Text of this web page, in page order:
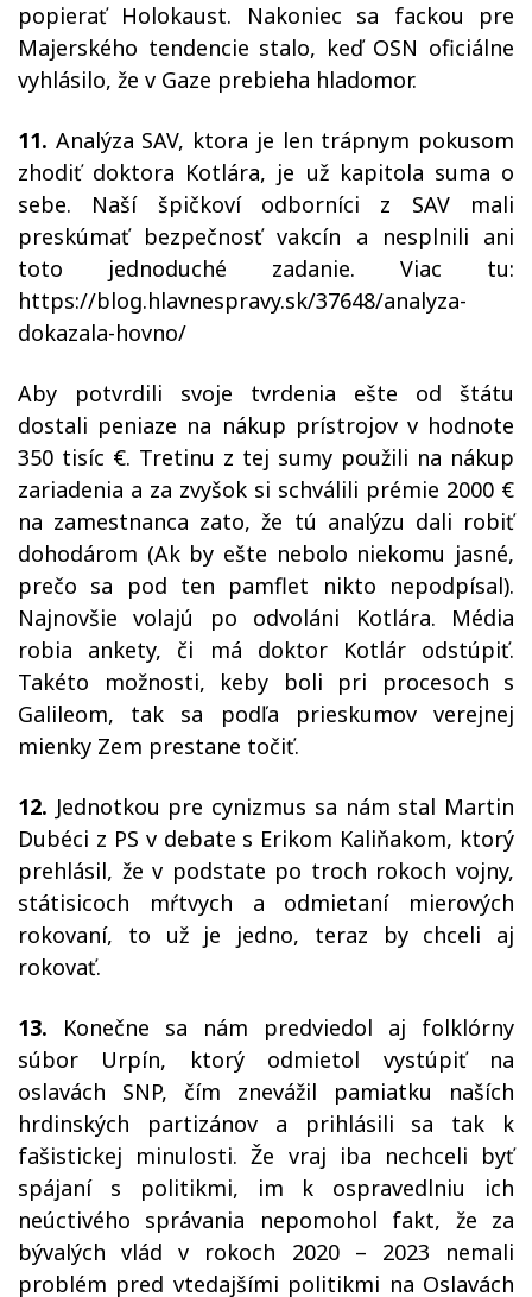
popierať Holokaust. Nakoniec sa fackou pre
Majerského tendencie stalo, keď OSN oficiálne
vyhlásilo, že v Gaze prebieha hladomor.
11. Analýza SAV, ktora je len trápnym pokusom
zhodiť doktora Kotlára, je už kapitola suma o
sebe. Naší špičkoví odborníci z SAV mali
preskúmať bezpečnosť vakcín a nesplnili ani
toto jednoduché zadanie. Viac tu:
https://blog.hlavnespravy.sk/37648/analyza-
dokazala-hovno/
Aby potvrdili svoje tvrdenia ešte od štátu
dostali peniaze na nákup prístrojov v hodnote
350 tisíc €. Tretinu z tej sumy použili na nákup
zariadenia a za zvyšok si schválili prémie 2000 €
na zamestnanca zato, že tú analýzu dali robiť
dohodárom (Ak by ešte nebolo niekomu jasné,
prečo sa pod ten pamflet nikto nepodpísal).
Najnovšie volajú po odvoláni Kotlára. Média
robia ankety, či má doktor Kotlár odstúpiť.
Takéto možnosti, keby boli pri procesoch s
Galileom, tak sa podľa prieskumov verejnej
mienky Zem prestane točiť.
12. Jednotkou pre cynizmus sa nám stal Martin
Dubéci z PS v debate s Erikom Kaliňakom, ktorý
prehlásil, že v podstate po troch rokoch vojny,
státisicoch mŕtvych a odmietaní mierových
rokovaní, to už je jedno, teraz by chceli aj
rokovať.
13. Konečne sa nám predviedol aj folklórny
súbor Urpín, ktorý odmietol vystúpiť na
oslavách SNP, čím znevážil pamiatku naších
hrdinských partizánov a prihlásili sa tak k
fašistickej minulosti. Že vraj iba nechceli byť
spájaní s politikmi, im k ospravedlniu ich
neúctivého správania nepomohol fakt, že za
bývalých vlád v rokoch 2020 – 2023 nemali
problém pred vtedajšími politikmi na Oslavách